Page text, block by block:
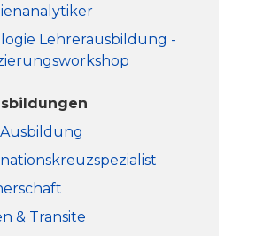
Lehrerausbildung -
& Transite